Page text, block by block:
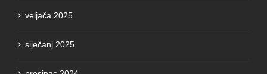
siječanj 2025
prosinac 2024